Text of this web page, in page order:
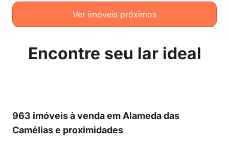
Ver imóveis próximos
Encontre seu lar ideal
963 imóveis à venda em Alameda das
Camélias e proximidades